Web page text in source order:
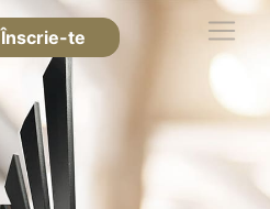
Înscrie-te